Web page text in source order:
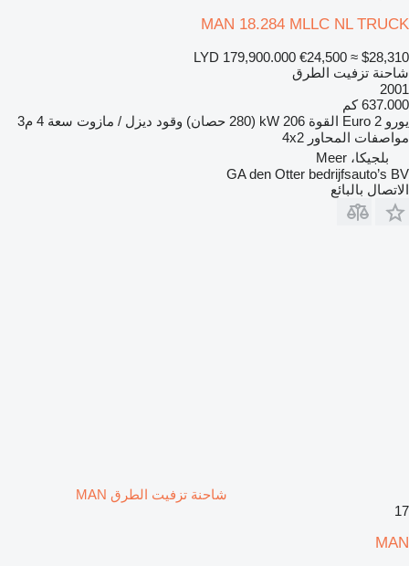
MAN 18.284 MLLC NL TRUCK
LYD 179,900.000 €24,500 ≈ $28,310
شاحنة تزفيت الطرق
2001
637.000 كم
يورو Euro 2 القوة 206 kW (280 حصان) وقود ديزل / مازوت سعة 4 م3
مواصفات المحاور 4x2
بلجيكا، Meer
GA den Otter bedrijfsauto’s BV
الاتصال بالبائع
شاحنة تزفيت الطرق MAN
17
MAN